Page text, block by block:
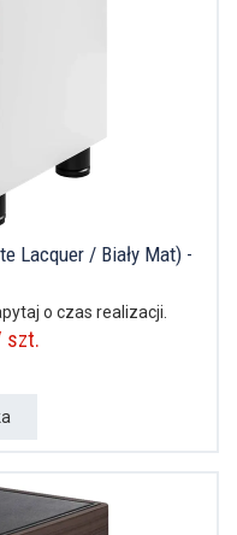
Lacquer / Biały Mat) -
o czas realizacji.
szt.